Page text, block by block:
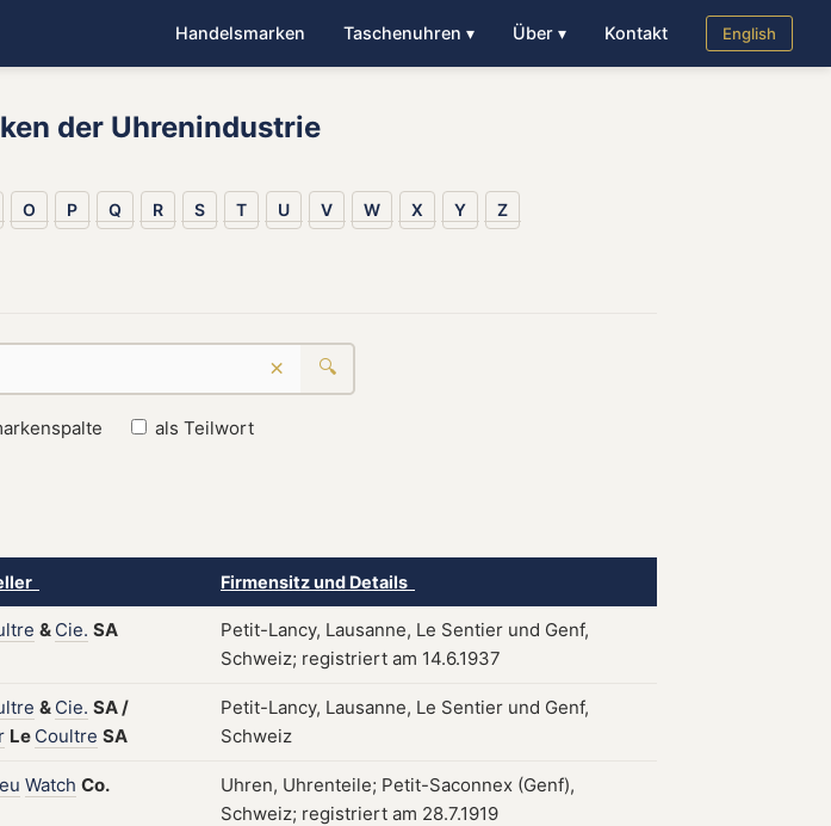
Handelsmarken Taschenuhren ▾ Über ▾ Kontakt English
der Uhrenindustrie
O P Q R S T U V W X Y Z
× 🔍
als Teilwort
Firmensitz und Details
& Cie. SA
Petit-Lancy, Lausanne, Le Sentier und Genf,
Schweiz; registriert am 14.6.1937
& Cie. SA/
Le Coultre SA
Petit-Lancy, Lausanne, Le Sentier und Genf,
Schweiz
Watch Co.
Uhren, Uhrenteile; Petit-Saconnex (Genf),
Schweiz; registriert am 28.7.1919